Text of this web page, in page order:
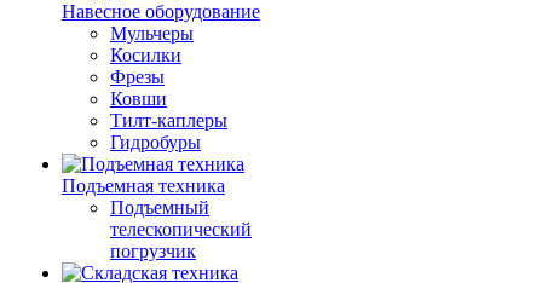
Навесное оборудование
Мульчеры
Косилки
Фрезы
Ковши
Тилт-каплеры
Гидробуры
Подъемная техника
Подъемный
телескопический
погрузчик